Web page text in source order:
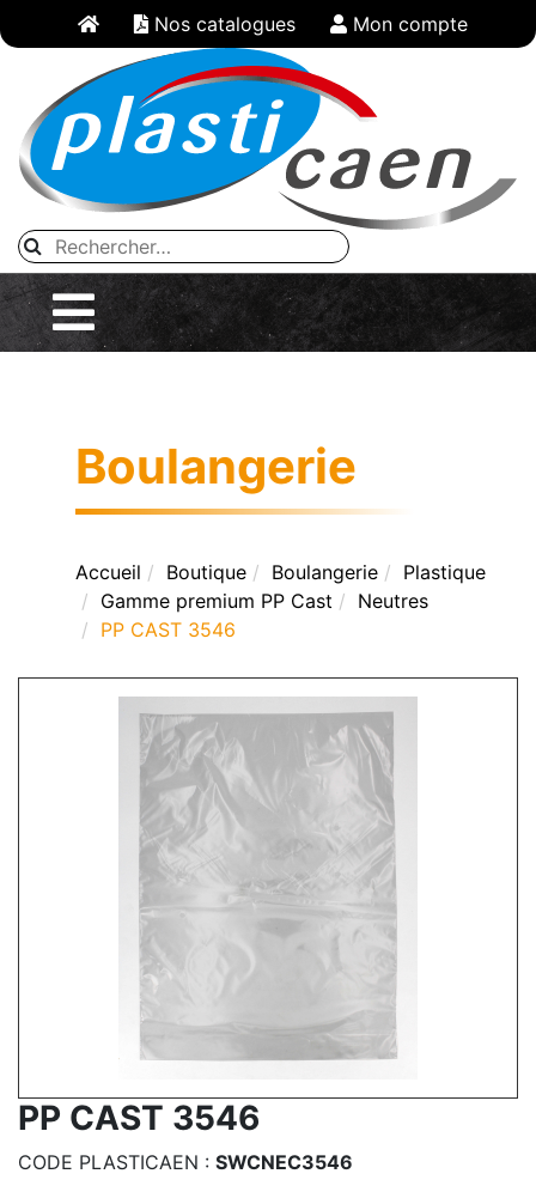
Nos catalogues Mon compte
Boulangerie
Accueil Boutique Boulangerie
Plastique
Gamme premium PP Cast
Neutres
PP CAST 3546
PP CAST 3546
CODE PLASTICAEN : SWCNEC3546
Panneau de gestion des cookies